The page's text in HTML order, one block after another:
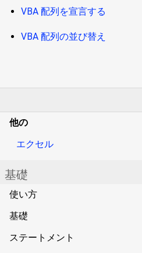
VBA 配列を宣言する
VBA 配列の並び替え
他の
エクセル
基礎
使い方
基礎
ステートメント